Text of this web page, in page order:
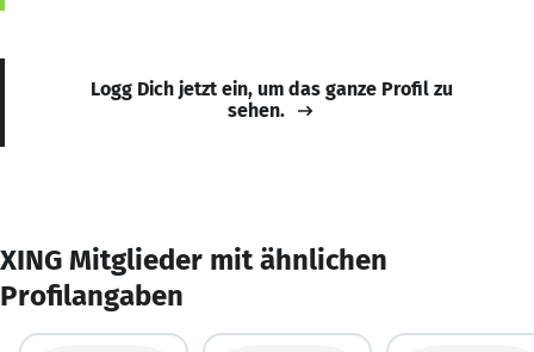
Logg Dich jetzt ein, um das ganze Profil zu
sehen.
XING Mitglieder mit ähnlichen
Profilangaben